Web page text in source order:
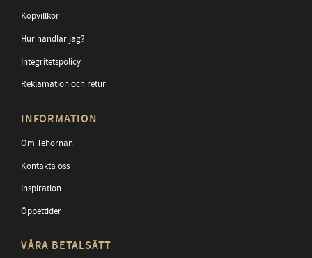
Köpvillkor
Hur handlar jag?
Integritetspolicy
Reklamation och retur
INFORMATION
Om Tehörnan
Kontakta oss
Inspiration
Öppettider
VÅRA BETALSÄTT